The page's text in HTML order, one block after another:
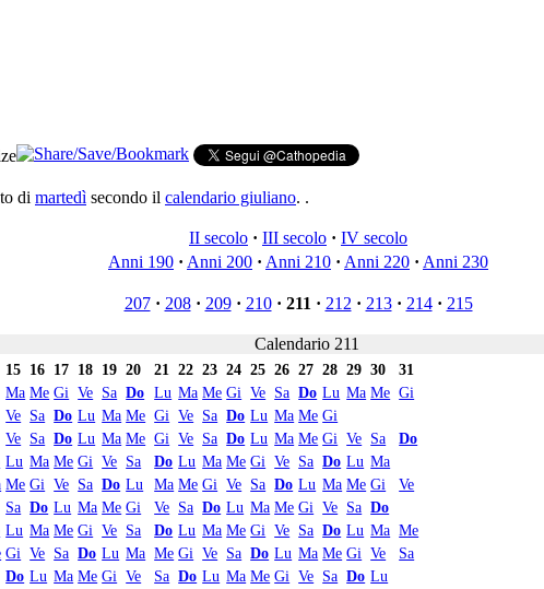
di martedì secondo il calendario giuliano. .
II secolo · III secolo · IV secolo
Anni 190 · Anni 200 · Anni 210 · Anni 220 · Anni 230
207· 208· 209· 210· 211 · 212 · 213· 214· 215
Calendario 211
15 16 17 18 19 20 21 22 23 24 25 26 27 28 29 30
31
Ma Me Gi Ve Sa Do Lu Ma Me Gi Ve Sa Do Lu Ma Me Gi
Ve Sa Do Lu Ma Me Gi Ve Sa Do Lu Ma Me Gi
Ve Sa Do Lu Ma Me Gi Ve Sa Do Lu Ma Me Gi Ve Sa
Do
Lu Ma Me Gi Ve Sa Do Lu Ma Me Gi Ve Sa Do Lu Ma
Me Gi Ve Sa Do Lu Ma Me Gi Ve Sa Do Lu Ma Me Gi
Ve
Sa Do Lu Ma Me Gi Ve Sa Do Lu Ma Me Gi Ve Sa Do
Lu Ma Me Gi Ve Sa Do Lu Ma Me Gi Ve Sa Do Lu Ma Me
Gi Ve Sa Do Lu Ma Me Gi Ve Sa Do Lu Ma Me Gi Ve
Sa
Do Lu Ma Me Gi Ve Sa Do Lu Ma Me Gi Ve Sa Do Lu